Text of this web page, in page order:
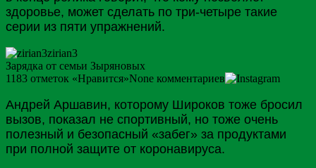
здоровье, может сделать по три-четыре такие
серии из пяти упражнений.
zirian3
Зарядка от семьи Зыряновых
1183 отметок «Нравится»None комментариев
Андрей Аршавин, которому Широков тоже бросил
вызов, показал не спортивный, но тоже очень
полезный и безопасный «забег» за продуктами
при полной защите от коронавируса.